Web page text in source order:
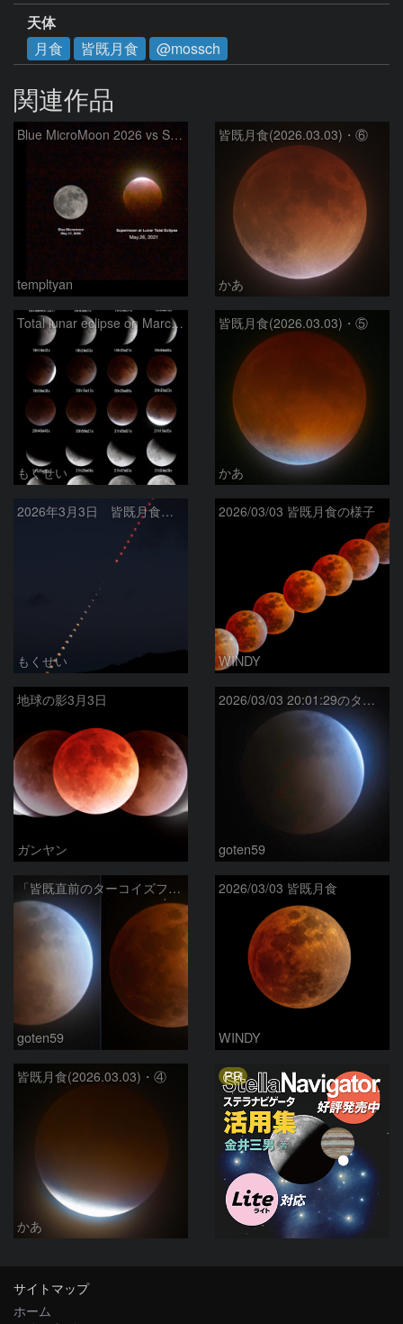
天体
月食
皆既月食 @mossch
関連作品
Blue MicroMoon 2026 vs SuperMoon at Total Eclipse 2021
templtyan
皆既月食(2026.03.03)・⑥
かあ
Total lunar eclipse on March 3, 2026
もくせい
皆既月食(2026.03.03)・⑤
かあ
2026年3月3日 皆既月食全経過
もくせい
2026/03/03 皆既月食の様子
WINDY
地球の影3月3日
ガンヤン
2026/03/03 20:01:29のターコイズフリンジ
goten59
「皆既直前のターコイズフリンジ」と「皆既中の月」
goten59
2026/03/03 皆既月食
WINDY
皆既月食(2026.03.03)・④
かあ
PR
サイトマップ
ホーム